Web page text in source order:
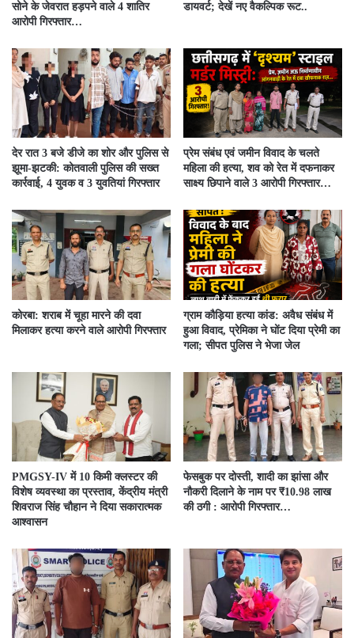
सोने के जेवरात हड़पने वाले 4 शातिर
आरोपी गिरफ्तार…
डायवर्ट; देखें नए वैकल्पिक रूट..
देर रात 3 बजे डीजे का शोर और पुलिस से
झूमा-झटकी: कोतवाली पुलिस की सख्त
कार्रवाई, 4 युवक व 3 युवतियां गिरफ्तार
प्रेम संबंध एवं जमीन विवाद के चलते
महिला की हत्या, शव को रेत में दफनाकर
साक्ष्य छिपाने वाले 3 आरोपी गिरफ्तार…
कोरबा: शराब में चूहा मारने की दवा
मिलाकर हत्या करने वाले आरोपी गिरफ्तार
ग्राम कौड़िया हत्या कांड: अवैध संबंध में
हुआ विवाद, प्रेमिका ने घोंट दिया प्रेमी का
गला; सीपत पुलिस ने भेजा जेल
PMGSY-IV में 10 किमी क्लस्टर की
विशेष व्यवस्था का प्रस्ताव, केंद्रीय मंत्री
शिवराज सिंह चौहान ने दिया सकारात्मक
आश्वासन
फेसबुक पर दोस्ती, शादी का झांसा और
नौकरी दिलाने के नाम पर ₹10.98 लाख
की ठगी : आरोपी गिरफ्तार…